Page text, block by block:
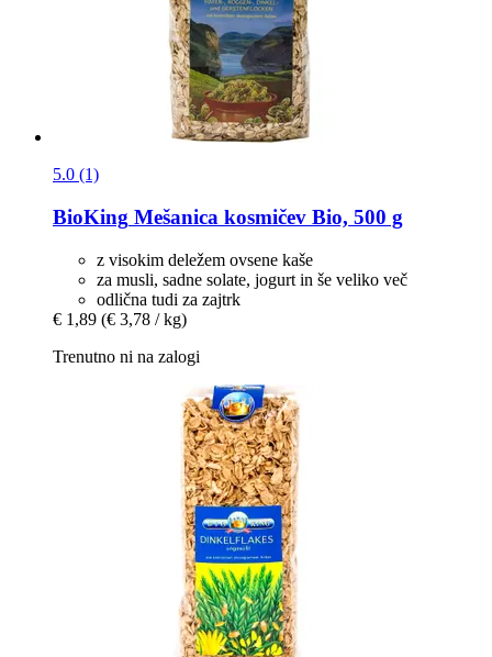
5.0 (1)
BioKing Mešanica kosmičev Bio, 500 g
z visokim deležem ovsene kaše
za musli, sadne solate, jogurt in še veliko več
odlična tudi za zajtrk
€ 1,89 (€ 3,78 / kg)
Trenutno ni na zalogi